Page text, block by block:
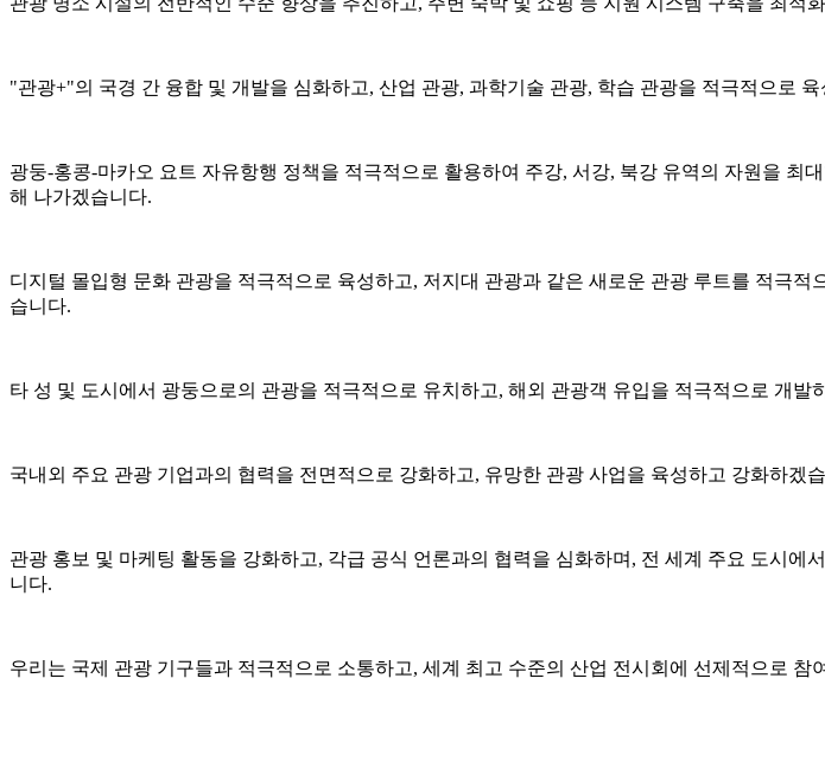
"관광+"의 국경 간 융합 및 개발을 심화하고, 산업 관광, 과학기술 관광, 학습 관광을 적극적으로
광둥-홍콩-마카오 요트 자유항행 정책을 적극적으로 활용하여 주강, 서강, 북강 유역의 자원을
해 나가겠습니다.
디지털 몰입형 문화 관광을 적극적으로 육성하고, 저지대 관광과 같은 새로운 관광 루트를 적극
습니다.
타 성 및 도시에서 광둥으로의 관광을 적극적으로 유치하고, 해외 관광객 유입을 적극적으로 개
국내외 주요 관광 기업과의 협력을 전면적으로 강화하고, 유망한 관광 사업을 육성하고 강화하겠
관광 홍보 및 마케팅 활동을 강화하고, 각급 공식 언론과의 협력을 심화하며, 전 세계 주요 도시
니다.
우리는 국제 관광 기구들과 적극적으로 소통하고, 세계 최고 수준의 산업 전시회에 선제적으로